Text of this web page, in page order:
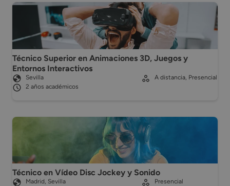
Técnico Superior en Animaciones 3D, Juegos y
Entornos Interactivos
Sevilla
2 años académicos
A distancia, Presencial
Técnico en Vídeo Disc Jockey y Sonido
Madrid, Sevilla
Presencial